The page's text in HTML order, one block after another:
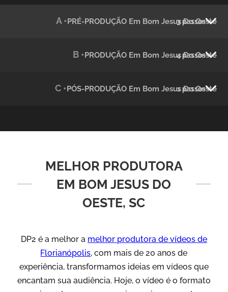
Animação 2D
Vídeos de Produtos e Serviços
A •PRÉ-PRODUÇÃO Em Bom Jesus Do Oeste
3 passos
B •PRODUÇÃO Em Bom Jesus Do Oeste
4 passos
C •PÓS-PRODUÇÃO Em Bom Jesus Do Oeste
1 passos
MELHOR PRODUTORA
EM BOM JESUS DO
OESTE, SC
DP2 é a melhor a melhor produtora de vídeos de
Florianópolis, com mais de 20 anos de
experiência, transformamos ideias em vídeos que
encantam sua audiência. Hoje, o vídeo é o formato